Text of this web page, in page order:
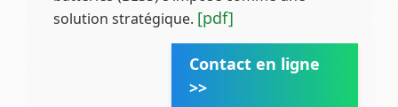
solution stratégique. [pdf]
Contact en ligne
>>